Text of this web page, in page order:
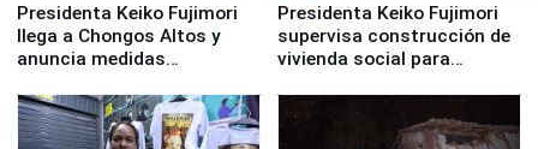
Presidenta Keiko Fujimori
llega a Chongos Altos y
anuncia medidas
educación, salud y empleo
Presidenta Keiko Fujimori
supervisa construcción de
vivienda social para